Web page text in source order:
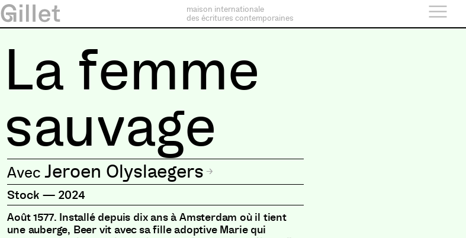
maison internationale
des écritures contemporaines
La femme
sauvage
Jeroen Olyslaegers
Stock — 2024
Août 1577. Installé depuis dix ans à Amsterdam où il tient
une auberge, Beer vit avec sa fille adoptive Marie qui